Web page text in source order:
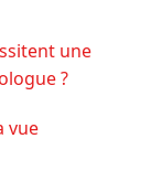
une
?
vue